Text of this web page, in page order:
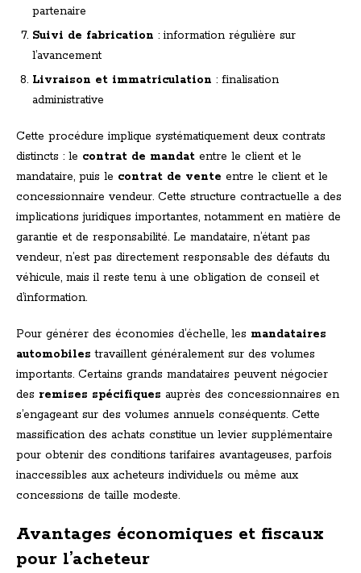
partenaire
Suivi de fabrication : information régulière sur
l’avancement
Livraison et immatriculation : finalisation
administrative
Cette procédure implique systématiquement deux contrats
distincts : le contrat de mandat entre le client et le
mandataire, puis le contrat de vente entre le client et le
concessionnaire vendeur. Cette structure contractuelle a des
implications juridiques importantes, notamment en matière de
garantie et de responsabilité. Le mandataire, n’étant pas
vendeur, n’est pas directement responsable des défauts du
véhicule, mais il reste tenu à une obligation de conseil et
d’information.
Pour générer des économies d’échelle, les mandataires
automobiles travaillent généralement sur des volumes
importants. Certains grands mandataires peuvent négocier
des remises spécifiques auprès des concessionnaires en
s’engageant sur des volumes annuels conséquents. Cette
massification des achats constitue un levier supplémentaire
pour obtenir des conditions tarifaires avantageuses, parfois
inaccessibles aux acheteurs individuels ou même aux
concessions de taille modeste.
Avantages économiques et fiscaux
pour l’acheteur